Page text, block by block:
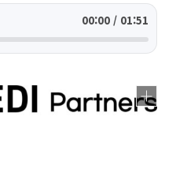
00:00 / 01:51